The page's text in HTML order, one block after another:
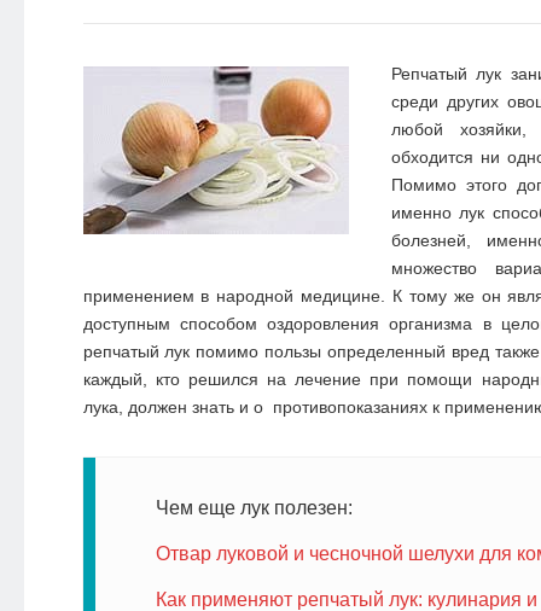
Репчатый лук
среди других
любой
обходится ни
Помимо этого
именно лук
болезней,
множество
применением в народной медицине. К тому же он
доступным способом оздоровления организма в
репчатый лук помимо пользы определенный вред
каждый, кто решился на лечение при помощи
лука, должен знать и о противопоказаниях к
Чем еще лук полезен:
Отвар луковой и чесночной шелухи для
Как применяют репчатый лук: кулинария и